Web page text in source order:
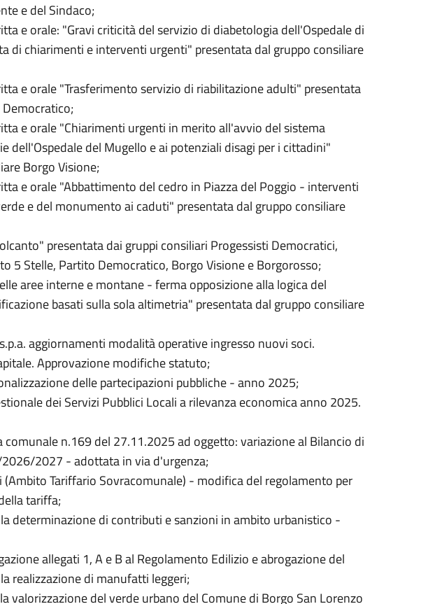
e del Sindaco;
e orale: "Gravi criticità del servizio di diabetologia dell'Ospedale di
di chiarimenti e interventi urgenti" presentata dal gruppo consiliare
e orale "Trasferimento servizio di riabilitazione adulti" presentata
e orale "Chiarimenti urgenti in merito all'avvio del sistema
dell'Ospedale del Mugello e ai potenziali disagi per i cittadini"
Borgo Visione;
e orale "Abbattimento del cedro in Piazza del Poggio - interventi
e del monumento ai caduti" presentata dal gruppo consiliare
presentata dai gruppi consiliari Progessisti Democratici,
5 Stelle, Partito Democratico, Borgo Visione e Borgorosso;
aree interne e montane - ferma opposizione alla logica del
basati sulla sola altimetria" presentata dal gruppo consiliare
aggiornamenti modalità operative ingresso nuovi soci.
Approvazione modifiche statuto;
delle partecipazioni pubbliche - anno 2025;
dei Servizi Pubblici Locali a rilevanza economica anno 2025.
comunale n.169 del 27.11.2025 ad oggetto: variazione al Bilancio di
2027 - adottata in via d'urgenza;
Tariffario Sovracomunale) - modifica del regolamento per
tariffa;
determinazione di contributi e sanzioni in ambito urbanistico -
allegati 1, A e B al Regolamento Edilizio e abrogazione del
realizzazione di manufatti leggeri;
valorizzazione del verde urbano del Comune di Borgo San Lorenzo